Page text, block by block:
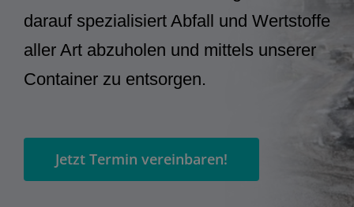
darauf spezialisiert Abfall und Wertstoffe
aller Art abzuholen und mittels unserer
Container zu entsorgen.
Jetzt Termin vereinbaren!